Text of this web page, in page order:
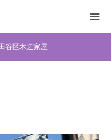
谷区木造家屋